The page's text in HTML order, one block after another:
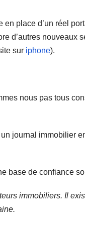
place d’un réel
d’autres nouveaux
sur iphone).
nous pas tous
journal immobilier
base de confiance
immobiliers. Il